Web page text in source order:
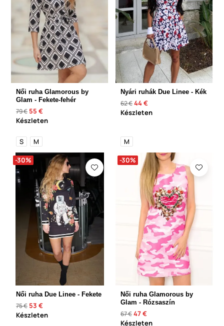
Női ruha Glamorous by
Glam - Fekete-fehér
79 € 55 €
Készleten
S M
Nyári ruhák Due Linee - Kék
62 €44 €
Készleten
M
-30%
Női ruha Due Linee - Fekete
75 € 53 €
Készleten
-30%
Női ruha Glamorous by
Glam - Rózsaszín
67 €47 €
Készleten